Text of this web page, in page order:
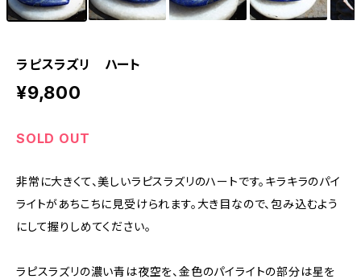
ラピスラズリ ハート
¥9,800
SOLD OUT
非常に大きくて、美しいラピスラズリのハートです。キラキラのパイ
ライトがあちこちに見受けられます。大き目なので、包み込むよう
にして握りしめてください。
ラピスラズリの濃い青は夜空を、金色のパイライトの部分は星を